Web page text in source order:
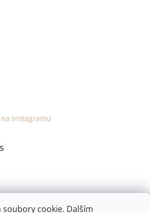
cookie. Dalším
Instagramu
údajů